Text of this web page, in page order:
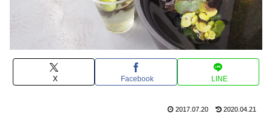
X Facebook LINE
2017.07.20 2020.04.21